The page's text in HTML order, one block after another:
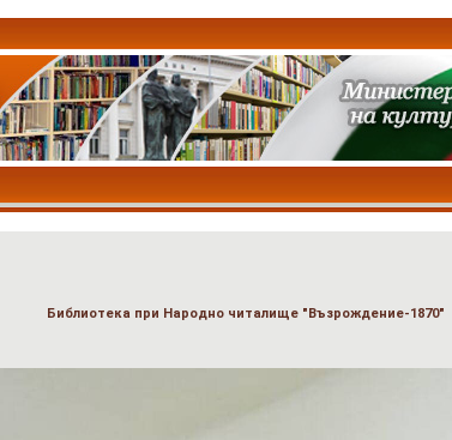
Библиотека при Народно читалище "Възрождение-1870"